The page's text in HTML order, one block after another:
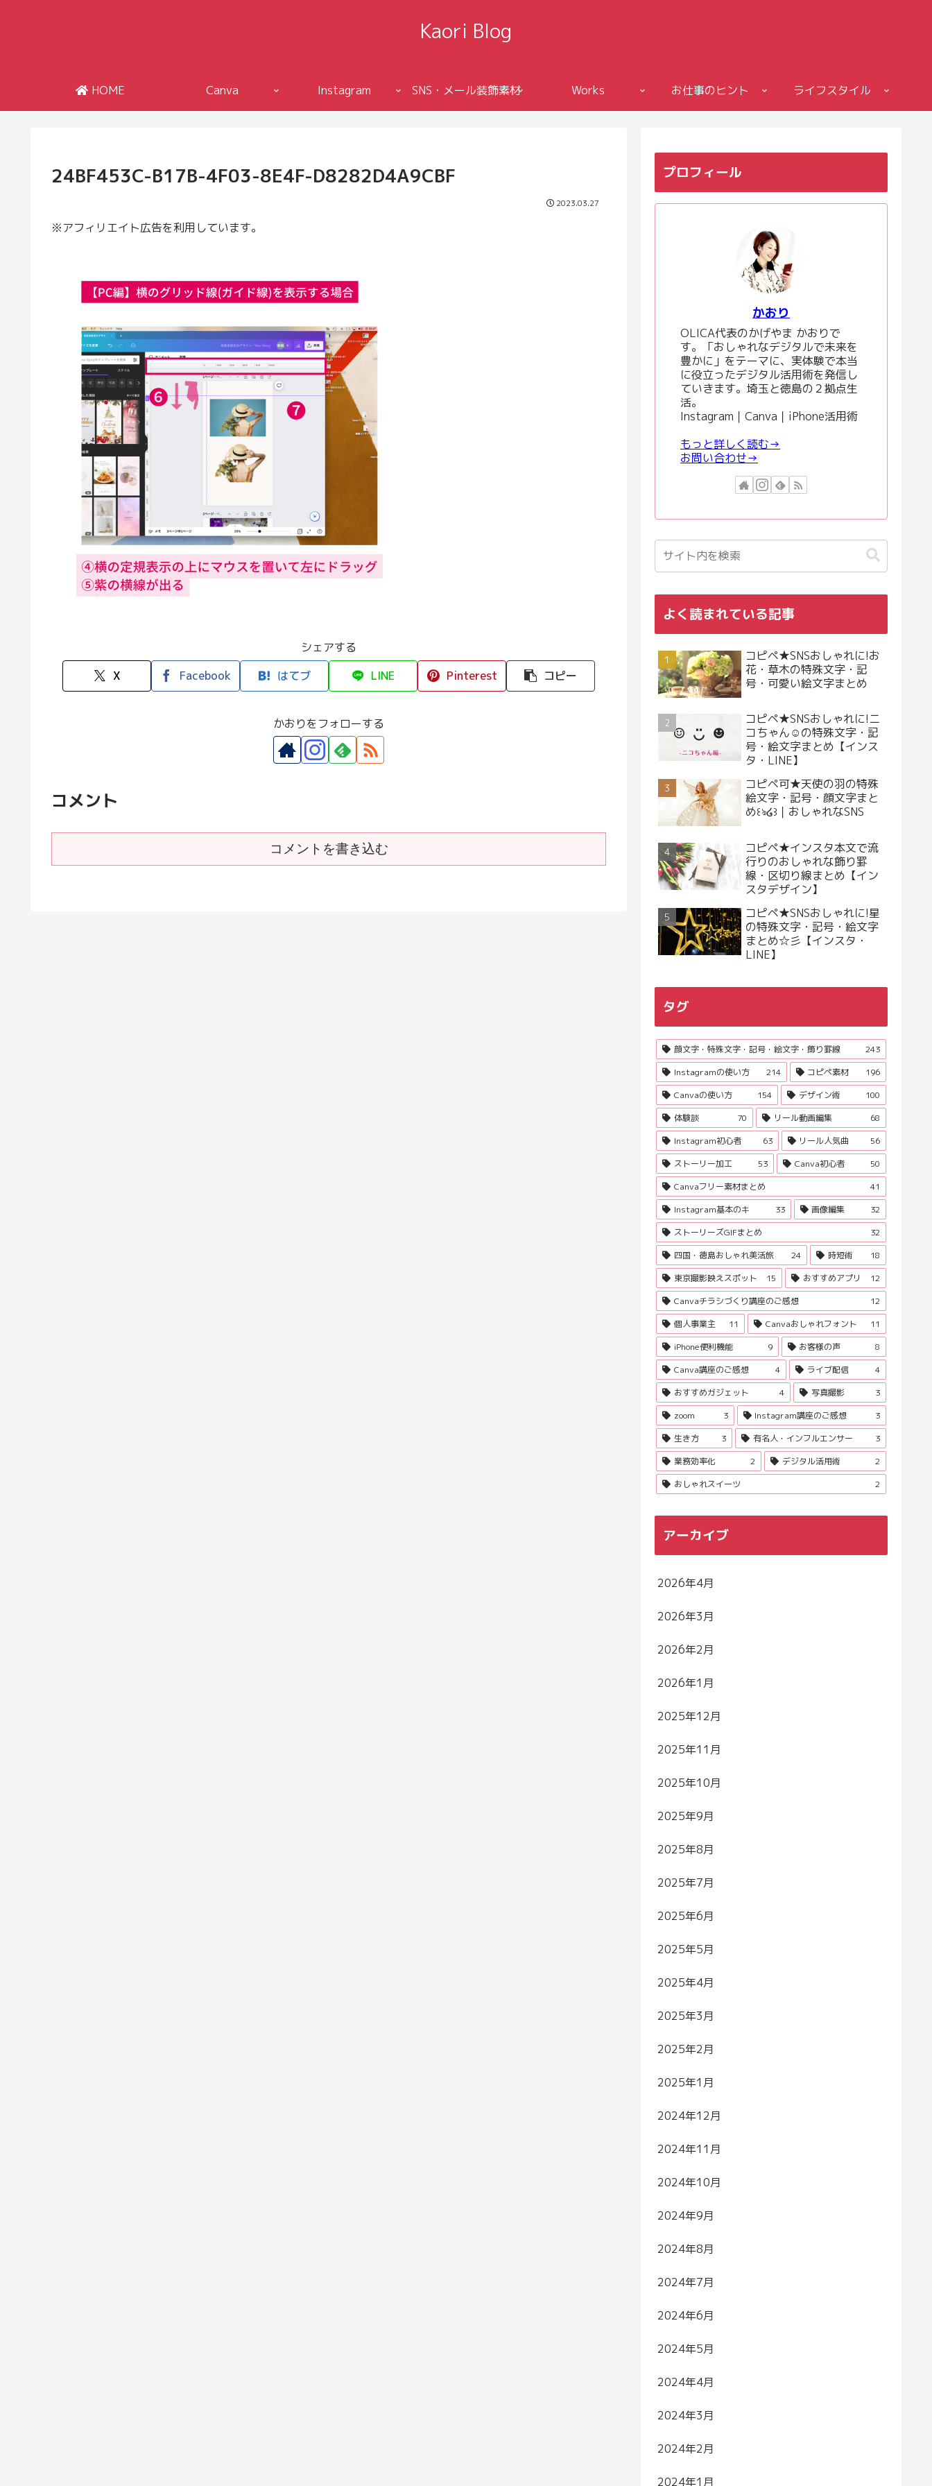
Kaori Blog
HOME Canva Instagram SNS・メール装飾素材 Works お仕事のヒント ライフスタイル
24BF453C-B17B-4F03-8E4F-D8282D4A9CBF
2023.03.27
※アフィリエイト広告を利用しています。
シェアする
X
Facebook はてブ LINE Pinterest コピー
かおりをフォローする
コメント
コメントを書き込む
プロフィール
かおり
OLICA代表のかげやま かおりで
す。「おしゃれなデジタルで未来を
豊かに」をテーマに、実体験で本当
に役立ったデジタル活用術を発信し
ていきます。埼玉と徳島の２拠点生
活。
Instagram｜Canva｜iPhone活用術
もっと詳しく読む→
お問い合わせ→
よく読まれている記事
コピペ★SNSおしゃれに!お
花・草木の特殊文字・記
号・可愛い絵文字まとめ
コピペ★SNSおしゃれに!ニ
コちゃん☺︎の特殊文字・記
号・絵文字まとめ【インス
タ・LINE】
コピペ可★天使の羽の特殊
絵文字・記号・顔文字まと
め꒰ঌ໒꒱｜おしゃれなSNS
コピペ★インスタ本文で流
行りのおしゃれな飾り罫
線・区切り線まとめ【イン
スタデザイン】
コピペ★SNSおしゃれに!星
の特殊文字・記号・絵文字
まとめ☆彡【インスタ・
LINE】
タグ
顔文字・特殊文字・記号・絵文字・飾り罫線
243
Instagramの使い方
214 コピペ素材
196
Canvaの使い方
154 デザイン術
100
体験談
70 リール動画編集
68
Instagram初心者
63 リール人気曲
56
ストーリー加工
53 Canva初心者
50
Canvaフリー素材まとめ
41
Instagram基本のキ
33 画像編集
32
ストーリーズGIFまとめ
32
四国・徳島おしゃれ美活旅
24 時短術
18
東京撮影映えスポット
15 おすすめアプリ
12
Canvaチラシづくり講座のご感想
12
個人事業主
11 Canvaおしゃれフォント
11
iPhone便利機能
9 お客様の声
8
Canva講座のご感想
4 ライブ配信
4
おすすめガジェット
4 写真撮影
3
zoom
3 Instagram講座のご感想
3
生き方
3 有名人・インフルエンサー
3
業務効率化
2 デジタル活用術
2
おしゃれスイーツ
2
アーカイブ
2026年4月
2026年3月
2026年2月
2026年1月
2025年12月
2025年11月
2025年10月
2025年9月
2025年8月
2025年7月
2025年6月
2025年5月
2025年4月
2025年3月
2025年2月
2025年1月
2024年12月
2024年11月
2024年10月
2024年9月
2024年8月
2024年7月
2024年6月
2024年5月
2024年4月
2024年3月
2024年2月
2024年1月